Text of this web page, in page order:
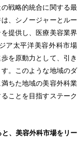
戦略的統合に関する最
、シノージャーとルー
提供し、医療美容業界
ア太平洋美容外科市場
を原動力として、引き
。このような地域のダ
ちた地域の美容外科業
ことを目指すステーク
、美容外科市場をリー